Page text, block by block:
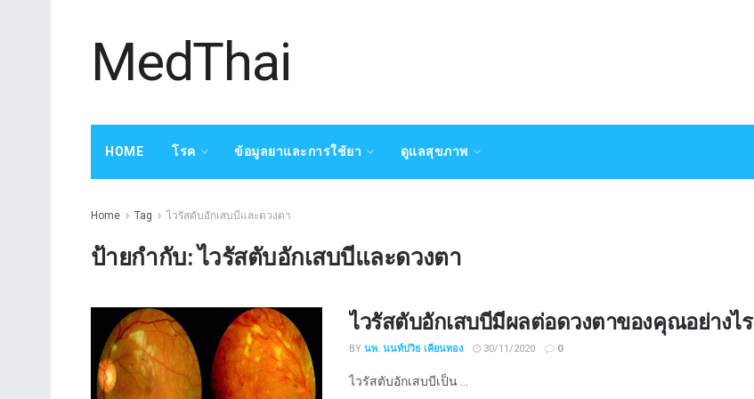
MedThai
HOME โรค ข้อมูลยาและการใช้ยา ดูแลสุขภาพ
Home Tag ไวรัสตับอักเสบบีและดวงตา
ป้ายกำกับ:ไวรัสตับอักเสบบีและดวงตา
ไวรัสตับอักเสบบีมีผลต่อดวงตาของคุณอย่างไร
BY นพ. นนท์ปวิธ เคียนทอง 30/11/2020 0
ไวรัสตับอักเสบบีเป็น ...